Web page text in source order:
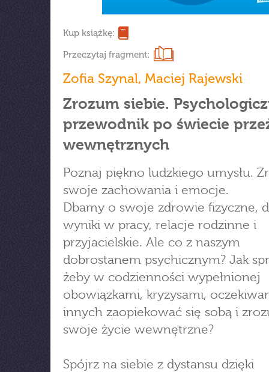
Kup książkę:
Przeczytaj fragment:
Zofia Szynal, Maciej Rajewski
Zrozum siebie.
przewodnik po świecie
wewnętrznych
Poznaj piękno ludzkiego umysłu.
swoje zachowania i emocje.
Dbamy o swoje zdrowie fizyczne,
wyniki w pracy, relacje rodzinne i
przyjacielskie. Ale co z naszym
dobrostanem psychicznym? Jak
żeby w codzienności wypełnionej
obowiązkami, kryzysami,
innych zaopiekować się sobą i
swoje życie wewnętrzne?
Spójrz na siebie z dystansu dzięki